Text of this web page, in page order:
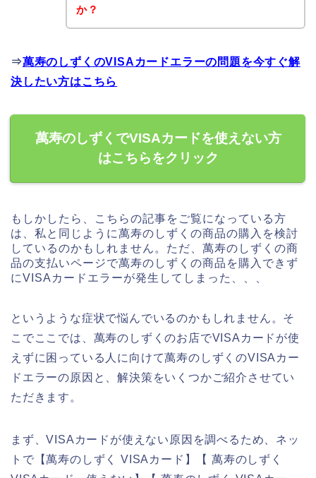
か？
⇒萬寿のしずくのVISAカードエラーの問題を今すぐ解
決したい方はこちら
萬寿のしずくでVISAカードを使えない方
はこちらをクリック
もしかしたら、こちらの記事をご覧になっている方
は、私と同じように萬寿のしずくの商品の購入を検討
しているのかもしれません。ただ、萬寿のしずくの商
品の支払いページで萬寿のしずくの商品を購入できず
にVISAカードエラーが発生してしまった、、、
というような症状で悩んでいるのかもしれません。そ
こでここでは、萬寿のしずくのお店でVISAカードが使
えずに困っている人に向けて萬寿のしずくのVISAカー
ドエラーの原因と、解決策をいくつかご紹介させてい
ただきます。
まず、VISAカードが使えない原因を調べるため、ネッ
トで【萬寿のしずく VISAカード】【 萬寿のしずく